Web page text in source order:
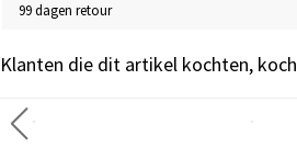
99 dagen retour
Klanten die dit artikel kochten,